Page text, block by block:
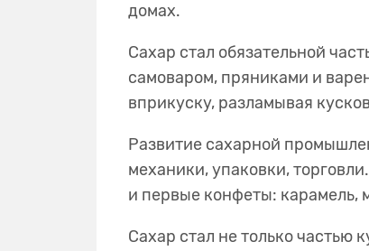
домах.
Сахар стал обязательной
самоваром, пряниками и
вприкуску, разламывая
Развитие сахарной
механики, упаковки,
и первые конфеты: карамель,
Сахар стал не только частью